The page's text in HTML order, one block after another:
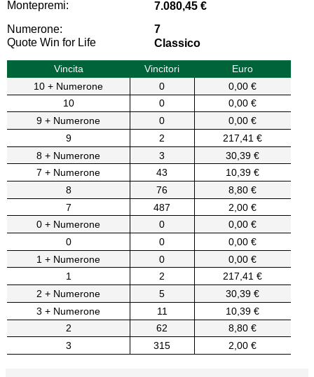
Montepremi:
7.080,45 €
Numerone:
7
Quote Win for Life
Classico
Vincita Vincitori
Euro
10 + Numerone
0
0,00 €
10
0
0,00 €
9 + Numerone
0
0,00 €
9
2
217,41 €
8 + Numerone
3
30,39 €
7 + Numerone
43
10,39 €
8
76
8,80 €
7
487
2,00 €
0 + Numerone
0
0,00 €
0
0
0,00 €
1 + Numerone
0
0,00 €
1
2
217,41 €
2 + Numerone
5
30,39 €
3 + Numerone
11
10,39 €
2
62
8,80 €
3
315 2,00 €